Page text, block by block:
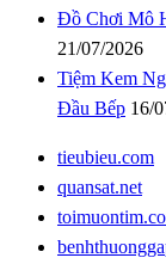
Đồ Chơi Mô
21/07/2026
Tiệm Kem
Đầu Bếp 16/
tieubieu.com
quansat.net